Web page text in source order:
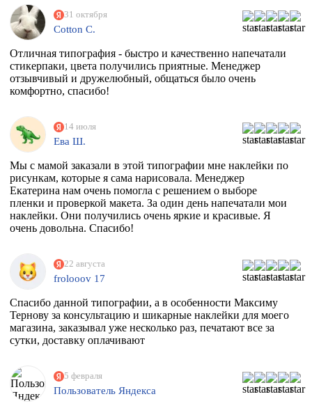
31 октября
Cotton C.
Отличная типография - быстро и качественно напечатали
стикерпаки, цвета получились приятные. Менеджер
отзывчивый и дружелюбный, общаться было очень
комфортно, спасибо!
14 июля
Ева Ш.
Мы с мамой заказали в этой типографии мне наклейки по
рисункам, которые я сама нарисовала. Менеджер
Екатерина нам очень помогла с решением о выборе
пленки и проверкой макета. За один день напечатали мои
наклейки. Они получились очень яркие и красивые. Я
очень довольна. Спасибо!
22 августа
frolooov 17
Спасибо данной типографии, а в особенности Максиму
Тернову за консультацию и шикарные наклейки для моего
магазина, заказывал уже несколько раз, печатают все за
сутки, доставку оплачивают
5 февраля
Пользователь Яндекса